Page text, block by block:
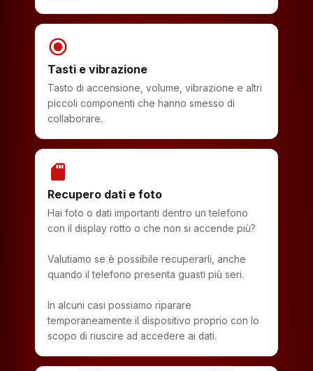
radio_button_checked
Tasti e vibrazione
Tasto di accensione, volume, vibrazione e altri
piccoli componenti che hanno smesso di
collaborare.
sd_storage
Recupero dati e foto
Hai foto o dati importanti dentro un telefono
con il display rotto o che non si accende più?
Valutiamo se è possibile recuperarli, anche
quando il telefono presenta guasti più seri.
In alcuni casi possiamo riparare
temporaneamente il dispositivo proprio con lo
scopo di riuscire ad accedere ai dati.